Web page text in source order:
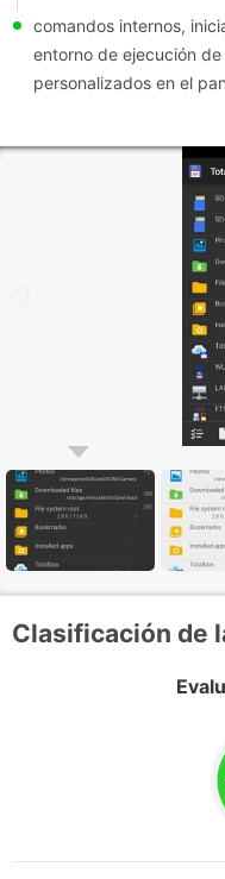
comandos internos,
entorno de ejecución
personalizados en el
Clasificación de